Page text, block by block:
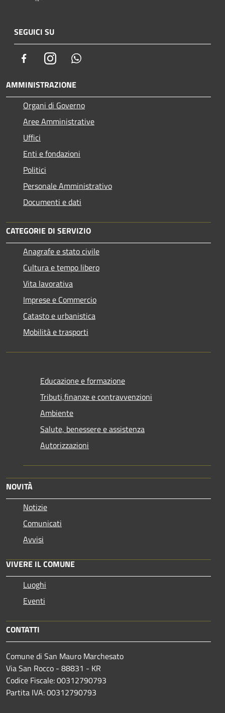
SEGUICI SU
FacebookInstagram
AMMINISTRAZIONE
Organi di Governo
Aree Amministrative
Uffici
Enti e fondazioni
Politici
Personale Amministrativo
Documenti e dati
CATEGORIE DI SERVIZIO
Anagrafe e stato civile
Cultura e tempo libero
Vita lavorativa
Imprese e Commercio
Catasto e urbanistica
Mobilità e trasporti
Educazione e formazione
Tributi,finanze e contravvenzioni
Ambiente
Salute, benessere e assistenza
Autorizzazioni
NOVITÀ
Notizie
Comunicati
Avvisi
VIVERE IL COMUNE
Luoghi
Eventi
CONTATTI
Comune di San Mauro Marchesato
Via San Rocco - 88831 - KR
Codice Fiscale: 00312790793
Partita IVA: 00312790793